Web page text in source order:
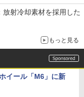
射冷却素材を採用した
もっと見る
イール「M6」に新